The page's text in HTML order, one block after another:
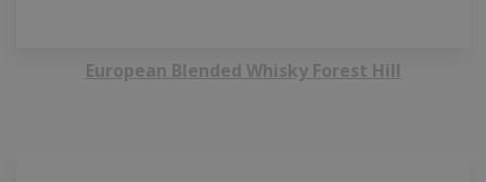
European Blended Whisky Forest Hill